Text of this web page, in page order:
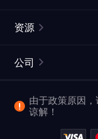
网页抓取 API
视频下载 API
ISP代理
ProxySite
市场研究
爬行和索引
查看全部使用场景
资源
常见问题解答
位置
公司
企业服务
反洗钱合规计划
由于政策原因
谅解！